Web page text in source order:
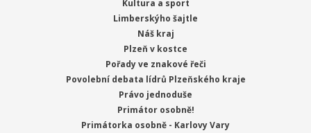
Kultura a sport
Limberskýho šajtle
Náš kraj
Plzeň v kostce
Pořady ve znakové řeči
Povolební debata lídrů Plzeňského kraje
Právo jednoduše
Primátor osobně!
Primátorka osobně - Karlovy Vary